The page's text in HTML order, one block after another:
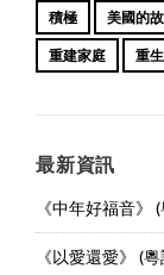
積極 美國的
重建家庭 重生
最新資訊
《中年好福音》
《以愛還愛》 (